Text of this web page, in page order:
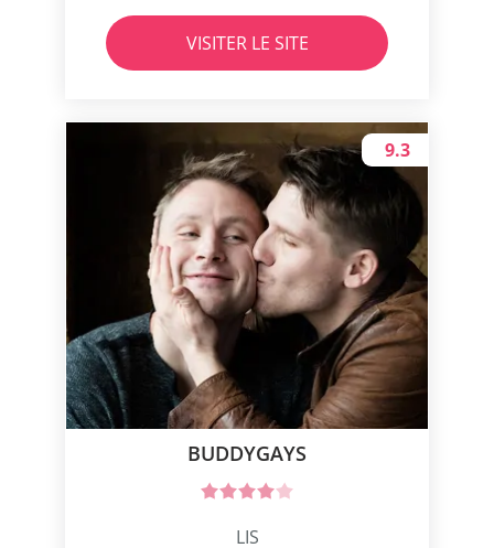
VISITER LE SITE
BUDDYGAYS
9.3
LIS